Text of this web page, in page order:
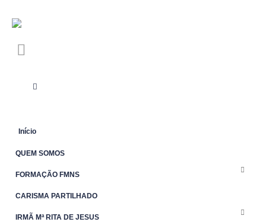
Início
QUEM SOMOS
FORMAÇÃO FMNS
CARISMA PARTILHADO
IRMÃ Mª RITA DE JESUS